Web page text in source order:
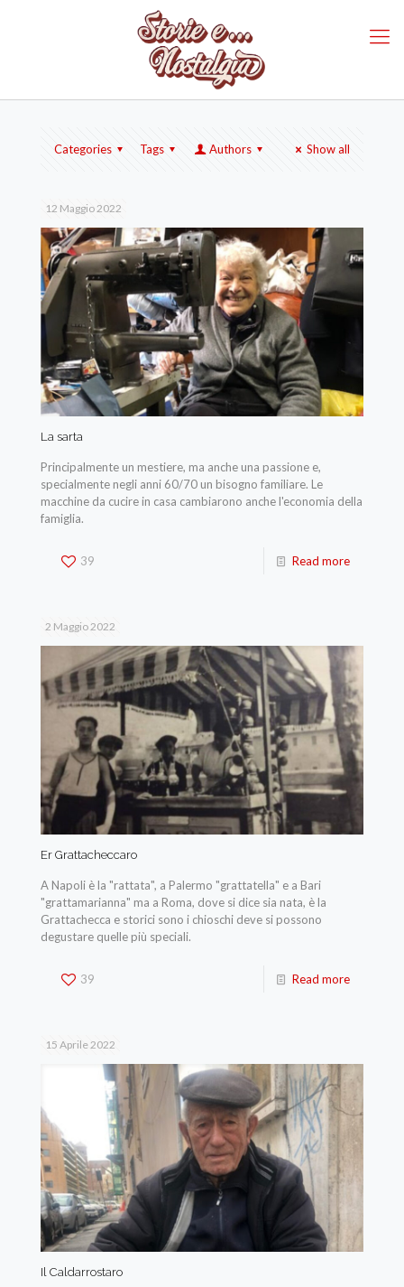
Categories Tags Authors Show all
12 Maggio 2022
La sarta
Principalmente un mestiere, ma anche una passione e,
specialmente negli anni 60/70 un bisogno familiare. Le
macchine da cucire in casa cambiarono anche l'economia della
famiglia.
39 Read more
2 Maggio 2022
Er Grattacheccaro
A Napoli è la "rattata", a Palermo "grattatella" e a Bari
"grattamarianna" ma a Roma, dove si dice sia nata, è la
Grattachecca e storici sono i chioschi deve si possono
degustare quelle più speciali.
39 Read more
15 Aprile 2022
Il Caldarrostaro